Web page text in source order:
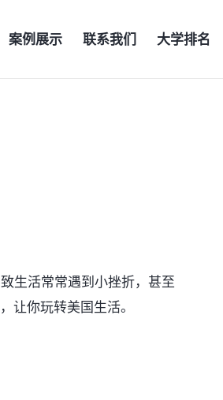
案例展示 联系我们 大学排名
生活常常遇到小挫折，甚至
让你玩转美国生活。